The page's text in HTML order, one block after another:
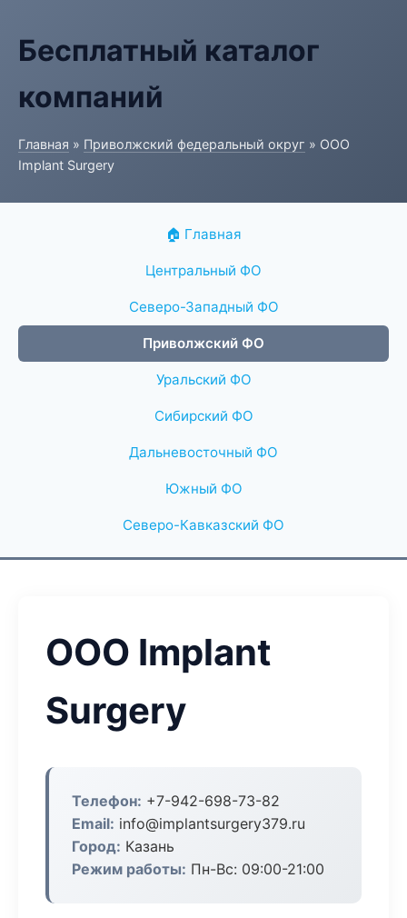
Бесплатный каталог
компаний
Главная » Приволжский федеральный округ » ООО
Implant Surgery
🏠 Главная
Центральный ФО
Северо-Западный ФО
Приволжский ФО
Уральский ФО
Сибирский ФО
Дальневосточный ФО
Южный ФО
Северо-Кавказский ФО
ООО Implant
Surgery
Телефон: +7-942-698-73-82
Email: info@implantsurgery379.ru
Город: Казань
Режим работы: Пн-Вс: 09:00-21:00